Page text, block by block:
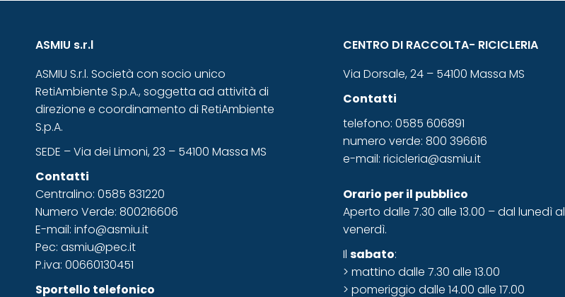
ASMIU s.r.l
ASMIU S.r.l. Società con socio unico
RetiAmbiente S.p.A., soggetta ad attività di
direzione e coordinamento di RetiAmbiente
S.p.A.
SEDE – Via dei Limoni, 23 – 54100 Massa MS
Contatti
Centralino: 0585 831220
Numero Verde: 800216606
E-mail: info@asmiu.it
Pec: asmiu@pec.it
P.iva: 00660130451
Sportello telefonico
CENTRO DI RACCOLTA- RICICLERIA
Via Dorsale, 24 – 54100 Massa MS
Contatti
telefono: 0585 606891
numero verde: 800 396616
e-mail: ricicleria@asmiu.it
Orario per il pubblico
Aperto dalle 7.30 alle 13.00 – dal lunedì al
venerdì.
Il sabato:
> mattino dalle 7.30 alle 13.00
> pomeriggio dalle 14.00 alle 17.00